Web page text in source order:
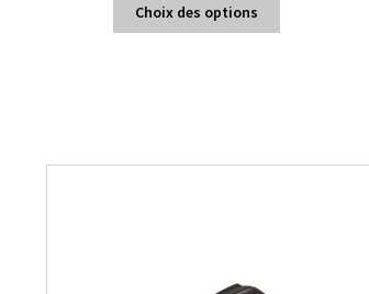
Choix des options